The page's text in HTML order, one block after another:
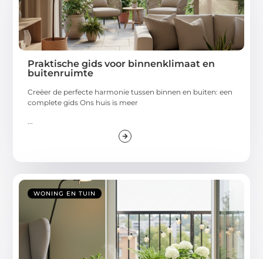
Praktische gids voor binnenklimaat en
buitenruimte
Creëer de perfecte harmonie tussen binnen en buiten: een
complete gids Ons huis is meer
...
WONING EN TUIN